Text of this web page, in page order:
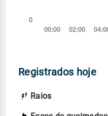
Registrados hoje
Raios